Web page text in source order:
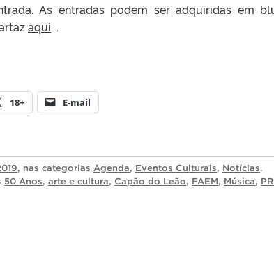
As entradas podem ser adquiridas em
aqui .
18+ E-mail
, nas categorias Agenda, Eventos Culturais, Notícias.
50 Anos, arte e cultura, Capão do Leão, FAEM, Música,